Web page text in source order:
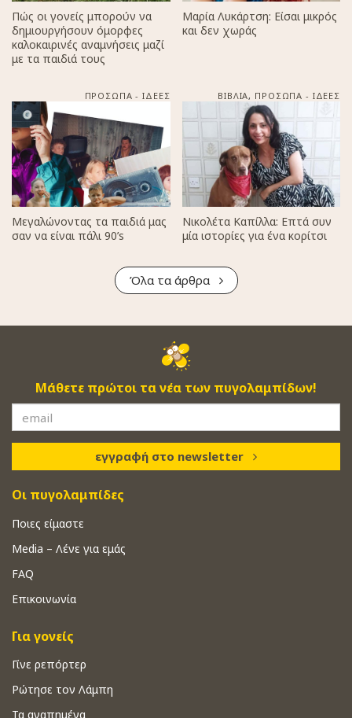
Πώς οι γονείς μπορούν να
δημιουργήσουν όμορφες
καλοκαιρινές αναμνήσεις μαζί
με τα παιδιά τους
Μαρία Λυκάρτση: Είσαι μικρός
και δεν χωράς
ΠΡΟΣΩΠΑ - ΙΔΕΕΣ
Μεγαλώνοντας τα παιδιά μας
σαν να είναι πάλι 90’s
ΒΙΒΛΙΑ, ΠΡΟΣΩΠΑ - ΙΔΕΕΣ
Νικολέτα Καπίλλα: Επτά συν
μία ιστορίες για ένα κορίτσι
Όλα τα άρθρα
Μάθετε πρώτοι τα νέα των πυγολαμπίδων!
εγγραφή στο newsletter
Οι πυγολαμπίδες
Ποιες είμαστε
Media – Λένε για εμάς
FAQ
Επικοινωνία
Για γονείς
Γίνε ρεπόρτερ
Ρώτησε τον Λάμπη
Τα αγαπημένα